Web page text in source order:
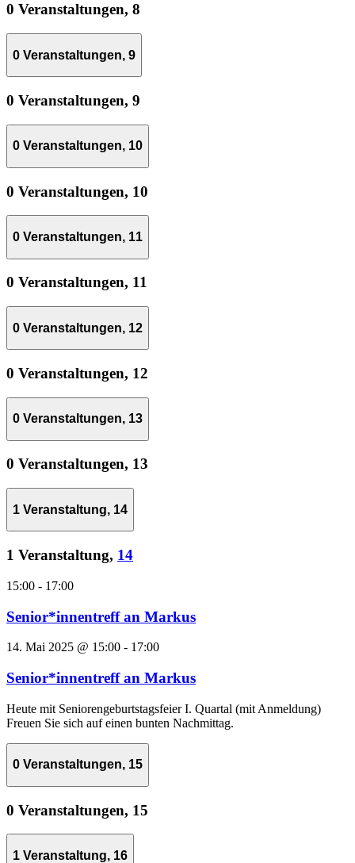
0 Veranstaltungen, 8
0 Veranstaltungen, 9
0 Veranstaltungen, 9
0 Veranstaltungen, 10
0 Veranstaltungen, 10
0 Veranstaltungen, 11
0 Veranstaltungen, 11
0 Veranstaltungen, 12
0 Veranstaltungen, 12
0 Veranstaltungen, 13
0 Veranstaltungen, 13
1 Veranstaltung, 14
1 Veranstaltung, 14
15:00 - 17:00
Senior*innentreff an Markus
14. Mai 2025 @ 15:00 - 17:00
Senior*innentreff an Markus
Heute mit Seniorengeburtstagsfeier I. Quartal (mit Anmeldung)
Freuen Sie sich auf einen bunten Nachmittag.
0 Veranstaltungen, 15
0 Veranstaltungen, 15
1 Veranstaltung, 16